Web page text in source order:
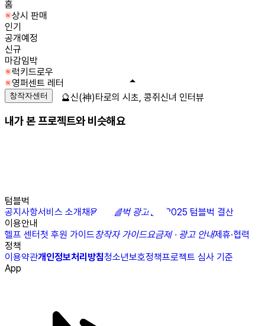
홈
상시 판매
인기
공개예정
신규
마감임박
럭키드로우
영퍼센트 레터
창작자센터
내가 본 프로젝트와 비슷해요
텀블벅
공지사항서비스 소개채용N 텀블벅 광고센터
2025 텀블벅 결산
이용안내
헬프 센터첫 후원 가이드창작자 가이드요금제 · 광고 안내제휴·협력
정책
이용약관개인정보처리방침청소년보호정책프로젝트 심사 기준
App
🔮신(神)타로의 시초, 콩쥐신녀 인터뷰